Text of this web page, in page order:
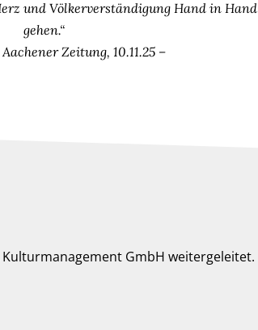
und Völkerverständigung Hand in Hand
gehen.“
Zeitung, 10.11.25 –
Kulturmanagement GmbH weitergeleitet.